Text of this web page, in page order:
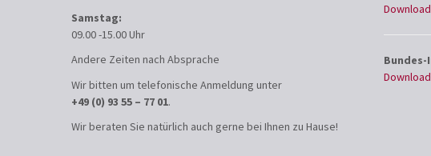
Samstag:
09.00 -15.00 Uhr
Andere Zeiten nach Absprache
Wir bitten um telefonische Anmeldung unter
+49 (0) 93 55 – 77 01.
Wir beraten Sie natürlich auch gerne bei Ihnen zu Hause!
Bundes-